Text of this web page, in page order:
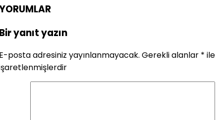
yanıt yazın
posta adresiniz yayınlanmayacak. Gerekli alanlar * ile